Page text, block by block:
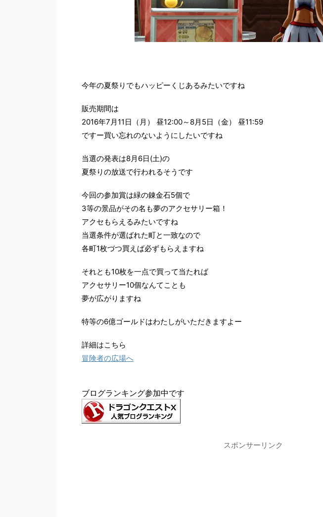
今年の夏祭りでもハッピーくじあるみたいですね
販売期間は
2016年7月11日（月） 昼12:00～8月5日（金） 昼11:59
ですー買い忘れのないようにしたいですね
当選の発表は8月6日(土)の
夏祭りの放送で行われるそうです
今回の参加賞は緑の錬金石5個で
3等の景品がその名も夢のアクセサリー箱！
アクセもらえるみたいですね
当選条件が選ばれた町と一致なので
各町1枚づつ買えば必ずもらえますね
それとも10枚を一点で買って当たれば
アクセサリー10個なんてことも
夢が広がりますね
特等の6億ゴールドはわたしがいただきますよー
詳細はこちら
冒険者の広場へ
ブログランキング参加中です
スポンサーリンク